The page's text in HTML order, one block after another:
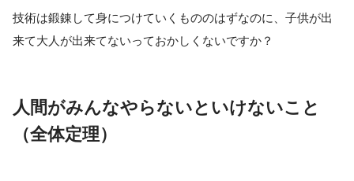
技術は鍛錬して身につけていくもののはずなのに、子供が出
来て大人が出来てないっておかしくないですか？
人間がみんなやらないといけないこと
（全体定理）